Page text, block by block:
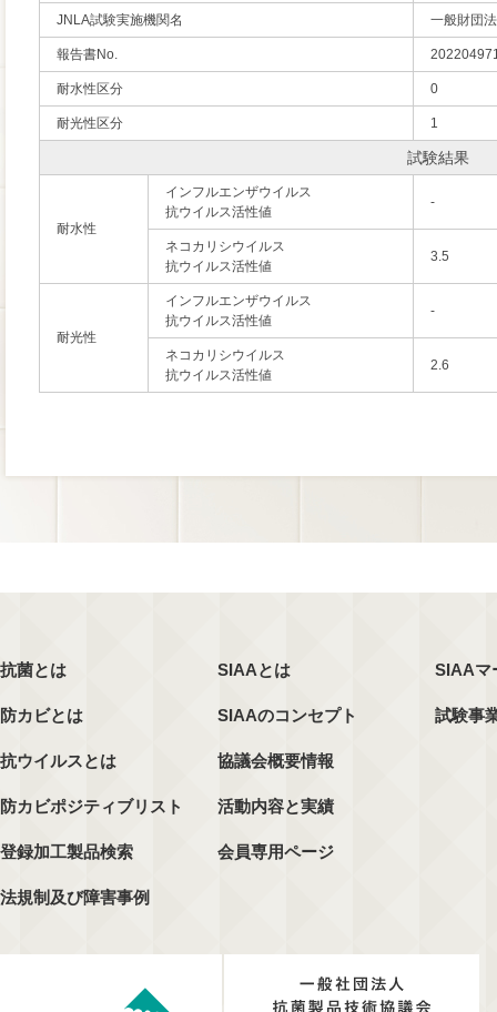
JNLA試験実施機関名 一般財団
報告書No.
耐水性区分 0
耐光性区分 1
試験結果
耐水性
インフルエンザウイルス
抗ウイルス活性値
-
ネコカリシウイルス
抗ウイルス活性値
3.5
耐光性
インフルエンザウイルス
抗ウイルス活性値
-
ネコカリシウイルス
抗ウイルス活性値
2.6
抗菌とは
防カビとは
抗ウイルスとは
防カビポジティブリスト
登録加工製品検索
法規制及び障害事例
SIAAとは
SIAAのコンセプト
協議会概要情報
活動内容と実績
会員専用ページ
SIAAマ
試験事